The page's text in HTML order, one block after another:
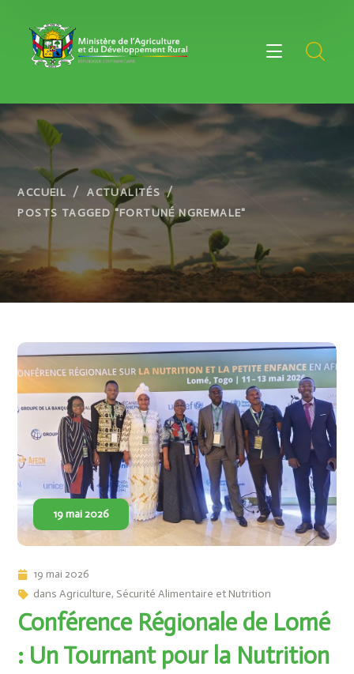
ACCUEIL
ACTUALITÉS
POSTS TAGGED "FORTUNÉ NGREMALE"
19 mai 2026
19 mai 2026
dansAgriculture, Sécurité Alimentaire et Nutrition
Conférence Régionale de Lomé
: Un Tournant pour la Nutrition